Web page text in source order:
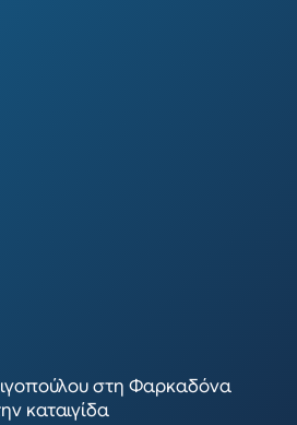
στη Φαρκαδόνα
καταιγίδα